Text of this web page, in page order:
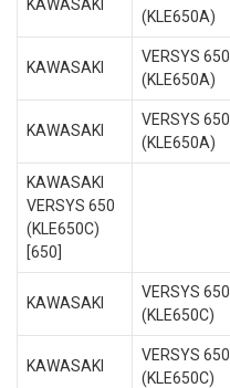
KAWASAKI
(KLE650A)
KAWASAKI
VERSYS 650
(KLE650A)
KAWASAKI
VERSYS 650
(KLE650A)
KAWASAKI
VERSYS 650
(KLE650C)
[650]
KAWASAKI
VERSYS 650
(KLE650C)
KAWASAKI
VERSYS 650
(KLE650C)